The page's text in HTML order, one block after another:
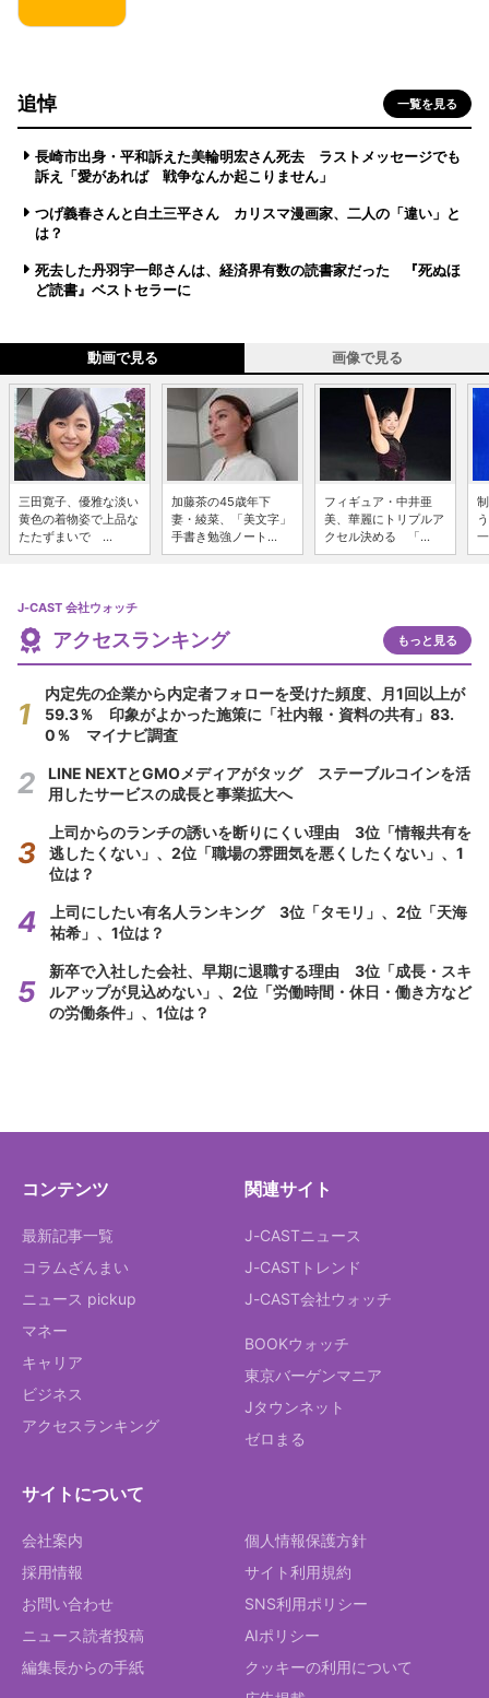
追悼 一覧を見る
長崎市出身・平和訴えた美輪明宏さん死去 ラストメッセージでも
訴え「愛があれば 戦争なんか起こりません」
つげ義春さんと白土三平さん カリスマ漫画家、二人の「違い」と
は？
死去した丹羽宇一郎さんは、経済界有数の読書家だった 『死ぬほ
ど読書』ベストセラーに
動画で見る 画像で見る
三田寛子、優雅な淡い
黄色の着物姿で上品な
たたずまいで ...
加藤茶の45歳年下
妻・綾菜、「美文字」
手書き勉強ノート...
フィギュア・中井亜
美、華麗にトリプルア
クセル決める 「...
J-CAST 会社ウォッチ
アクセスランキング もっと見る
内定先の企業から内定者フォローを受けた頻度、月1回以上が
59.3％ 印象がよかった施策に「社内報・資料の共有」83.
0％ マイナビ調査
LINE NEXTとGMOメディアがタッグ ステーブルコインを活
用したサービスの成長と事業拡大へ
上司からのランチの誘いを断りにくい理由 3位「情報共有を
逃したくない」、2位「職場の雰囲気を悪くしたくない」、1
位は？
上司にしたい有名人ランキング 3位「タモリ」、2位「天海
祐希」、1位は？
新卒で入社した会社、早期に退職する理由 3位「成長・スキ
ルアップが見込めない」、2位「労働時間・休日・働き方など
の労働条件」、1位は？
コンテンツ
最新記事一覧
コラムざんまい
ニュース pickup
マネー
キャリア
ビジネス
アクセスランキング
関連サイト
J-CASTニュース
J-CASTトレンド
J-CAST会社ウォッチ
BOOKウォッチ
東京バーゲンマニア
Jタウンネット
ゼロまる
サイトについて
会社案内
採用情報
お問い合わせ
ニュース読者投稿
編集長からの手紙
個人情報保護方針
サイト利用規約
SNS利用ポリシー
AIポリシー
クッキーの利用について